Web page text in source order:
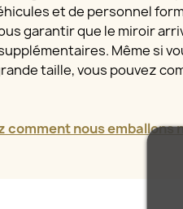
et de personnel
garantir que le miroir
Même si
taille, vous pouvez
comment nous emballons